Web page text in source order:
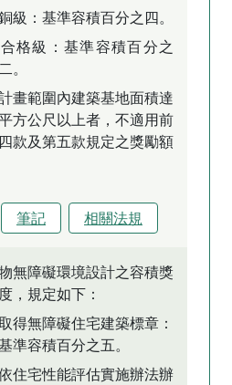
級：基準容積百分之四。
格級：基準容積百分之
。
畫範圍內建築基地面積達
方公尺以上者，不適用前
款及第五款規定之獎勵額
筆記 相關法規
無障礙環境設計之容積獎
，規定如下：
得無障礙住宅建築標章：
準容積百分之五。
住宅性能評估實施辦法辦